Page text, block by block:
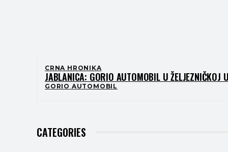
CRNA HRONIKA
JABLANICA: GORIO AUTOMOBIL U ŽELJEZNIČKOJ
GORIO AUTOMOBIL
CATEGORIES